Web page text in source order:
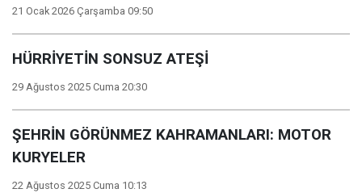
21 Ocak 2026 Çarşamba 09:50
HÜRRİYETİN SONSUZ ATEŞİ
29 Ağustos 2025 Cuma 20:30
ŞEHRİN GÖRÜNMEZ KAHRAMANLARI: MOTOR
KURYELER
22 Ağustos 2025 Cuma 10:13